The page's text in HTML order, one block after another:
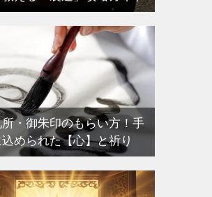
・御朱印のもらい方！手
められた【心】と祈り